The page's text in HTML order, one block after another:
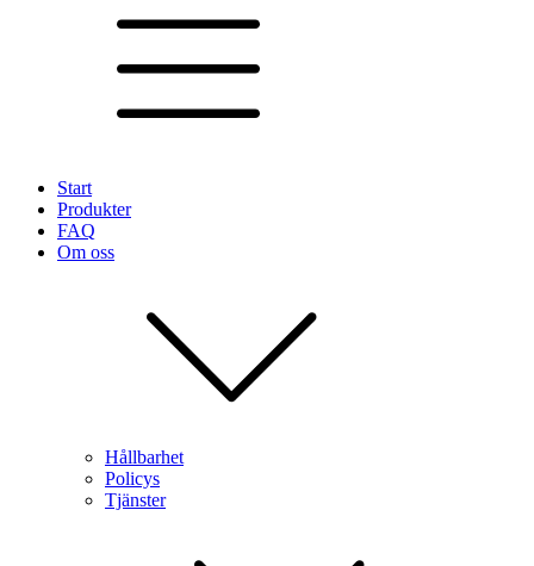
Start
Produkter
FAQ
Om oss
Hållbarhet
Policys
Tjänster